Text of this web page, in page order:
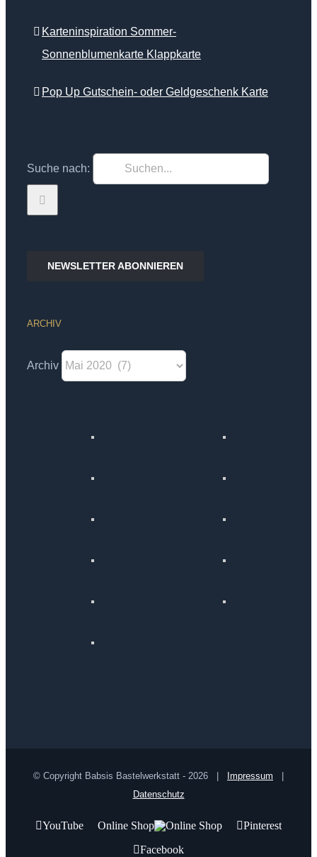
Karteninspiration Sommer-
Sonnenblumenkarte Klappkarte
Pop Up Gutschein- oder Geldgeschenk Karte
Suche nach:
NEWSLETTER ABONNIEREN
ARCHIV
Archiv
© Copyright Babsis Bastelwerkstatt - 2026 | Impressum
Datenschutz
YouTube Online Shop
Pinterest
Facebook